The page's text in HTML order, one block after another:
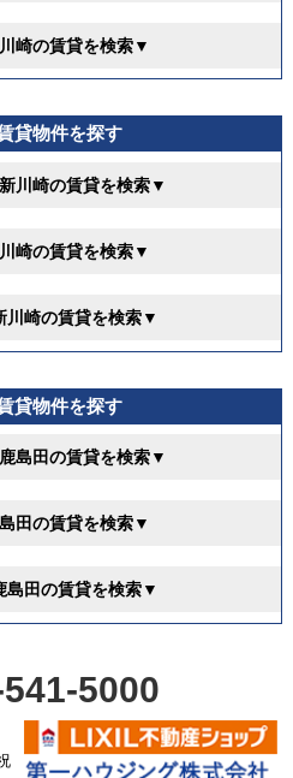
崎の賃貸を検索▼
貸物件を探す
川崎の賃貸を検索▼
崎の賃貸を検索▼
川崎の賃貸を検索▼
貸物件を探す
島田の賃貸を検索▼
田の賃貸を検索▼
島田の賃貸を検索▼
5000